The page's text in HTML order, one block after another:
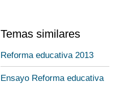
Temas similares
Reforma educativa 2013
Ensayo Reforma educativa